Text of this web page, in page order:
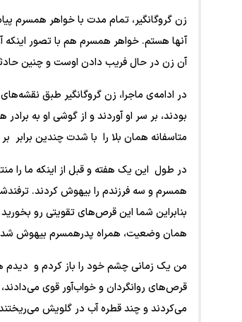
زن گروگانگیر، تمام مدت با خواهر همسرم
آنها هستم. خواهر همسرم هم با تصور اینکه
آن زن در حال فریب دادن اوست و چنین
در ادامه‌ی ماجرا، زن گروگانگیر طبق
بودند، بر سر او آوردند و از گوشی او به
متاسفانه همان بلا را با شدت چندین برابر بر
در طول این یک هفته و قبل از اینکه ما را
همسرم و سه فرزندم را بیهوش کردند.
بنابراین شما این قرص‌های تقویتی رو
همان وضعیت، همراه پدرهمسرم بیهوش
قرص‌های روانگردان و خواب‌آور قوی
می‌کردند و چند قطره آب در گلویش